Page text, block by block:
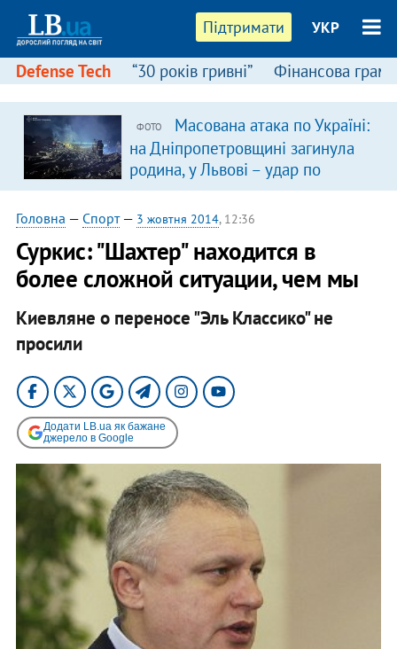
Підтримати УКР
Defense Tech “30 років гривні” Фінансова
ФОТО
Масована атака по Україні:
на Дніпропетровщині загинула
родина, у Львові – удар по
багатоповерхівках
(доповнюється)
Головна — Спорт— 3 жовтня 2014, 12:36
Суркис: "Шахтер" находится в
более сложной ситуации, чем мы
Киевляне о переносе "Эль Классико" не
просили
Додати LB.ua як бажане
джерело в Google